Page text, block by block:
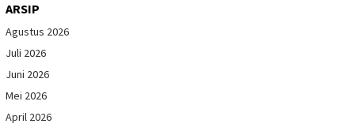
ARSIP
Agustus 2026
Juli 2026
Juni 2026
Mei 2026
April 2026